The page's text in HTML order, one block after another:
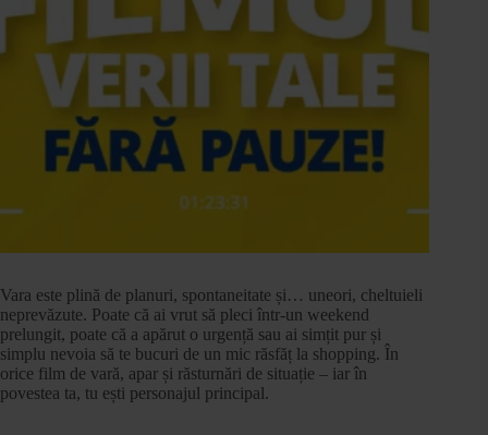
Vara este plină de planuri, spontaneitate și… uneori, cheltuieli
neprevăzute. Poate că ai vrut să pleci într-un weekend
prelungit, poate că a apărut o urgență sau ai simțit pur și
simplu nevoia să te bucuri de un mic răsfăț la shopping. În
orice film de vară, apar și răsturnări de situație – iar în
povestea ta, tu ești personajul principal.